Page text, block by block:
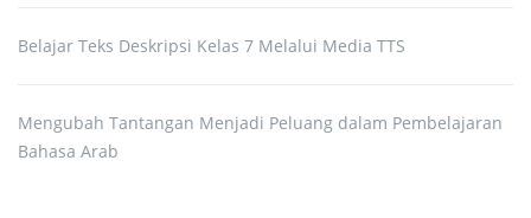
Belajar Teks Deskripsi Kelas 7 Melalui Media TTS
Mengubah Tantangan Menjadi Peluang dalam Pembelajaran
Bahasa Arab